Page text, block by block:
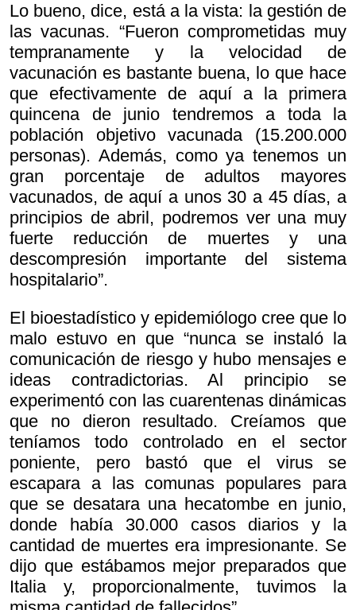
Lo bueno, dice, está a la vista: la gestión de
las vacunas. “Fueron comprometidas muy
tempranamente y la velocidad de
vacunación es bastante buena, lo que hace
que efectivamente de aquí a la primera
quincena de junio tendremos a toda la
población objetivo vacunada (15.200.000
personas). Además, como ya tenemos un
gran porcentaje de adultos mayores
vacunados, de aquí a unos 30 a 45 días, a
principios de abril, podremos ver una muy
fuerte reducción de muertes y una
descompresión importante del sistema
hospitalario”.
El bioestadístico y epidemiólogo cree que lo
malo estuvo en que “nunca se instaló la
comunicación de riesgo y hubo mensajes e
ideas contradictorias. Al principio se
experimentó con las cuarentenas dinámicas
que no dieron resultado. Creíamos que
teníamos todo controlado en el sector
poniente, pero bastó que el virus se
escapara a las comunas populares para
que se desatara una hecatombe en junio,
donde había 30.000 casos diarios y la
cantidad de muertes era impresionante. Se
dijo que estábamos mejor preparados que
Italia y, proporcionalmente, tuvimos la